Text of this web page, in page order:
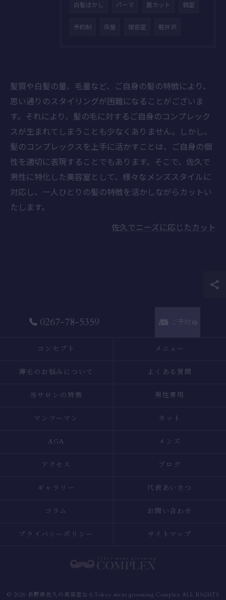
白髪ぼかし パーマ 眉カット 個室
予約制 床屋 理容室 軽井沢
髪質や白髪の量、毛量など、ご自身の髪の特徴により、
思い通りのスタイリングが困難になることがございま
す。それにより、髪の毛に対するご自身のコンプレック
スが生まれてしまうことも少なくありません。しかし、
髪のコンプレックスを上手に活かすことは、ご自身の個
性を適切に表現することでもあります。そこで、佐久で
男性に特化した美容室として、様々なメンズスタイルに
対応し、一人ひとりの髪の特徴を活かしながらカットい
たします。
佐久でニーズに応じたカット
0267-78-5359 ご予約
コンセプト メニュー
薄毛のお悩みについて よくある質問
当サロンの特徴 男性専用
マンツーマン カット
AGA メンズ
アクセス ブログ
ギャラリー 代表あいさつ
コラム お問い合わせ
プライバシーポリシー サイトマップ
© 2026 長野県佐久の美容室ならTokyo mens grooming Complex ALL RIGHTS